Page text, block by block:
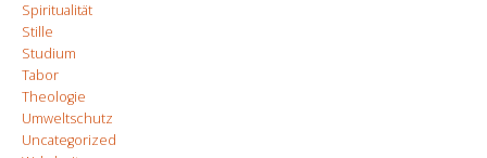
Spiritualität
Stille
Studium
Tabor
Theologie
Umweltschutz
Uncategorized